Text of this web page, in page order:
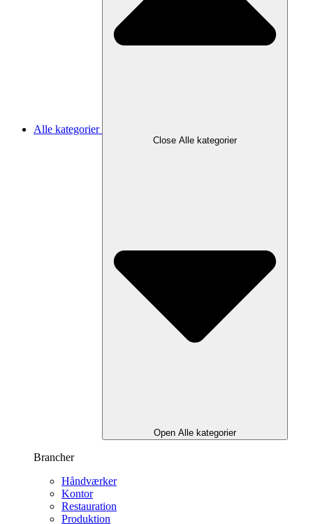
Alle kategorier
Close Alle kategorier
Open Alle kategorier
Brancher
Håndværker
Kontor
Restauration
Produktion